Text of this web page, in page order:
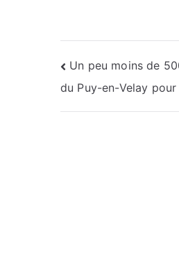
Navigation
de
Un peu moins de
du Puy-en-Velay pour